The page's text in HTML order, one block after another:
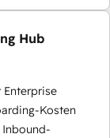
Hub
Enterprise
Kosten
Inbound-